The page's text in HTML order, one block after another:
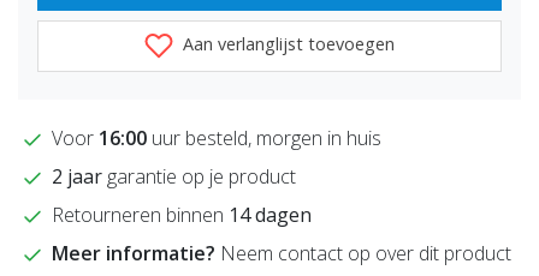
Aan verlanglijst toevoegen
Voor 16:00 uur besteld, morgen in huis
2 jaargarantie op je product
Retourneren binnen 14 dagen
Meer informatie? Neem contact op over dit product